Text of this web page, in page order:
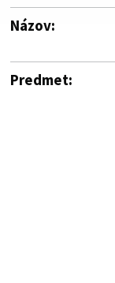
Názov:
Predmet: